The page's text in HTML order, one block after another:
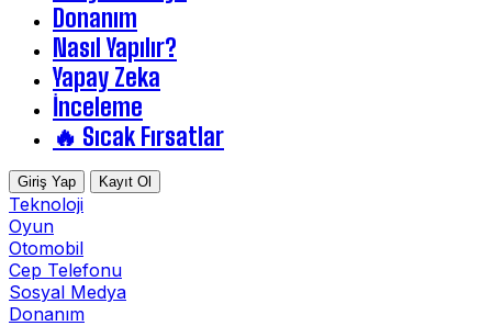
Donanım
Nasıl Yapılır?
Yapay Zeka
İnceleme
🔥 Sıcak Fırsatlar
Giriş Yap Kayıt Ol
Teknoloji
Oyun
Otomobil
Cep Telefonu
Sosyal Medya
Donanım